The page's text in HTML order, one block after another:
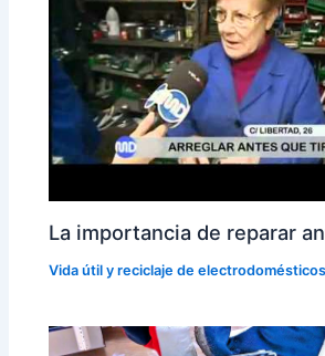
La importancia de reparar
Vida útil y reciclaje de electrodomésticos